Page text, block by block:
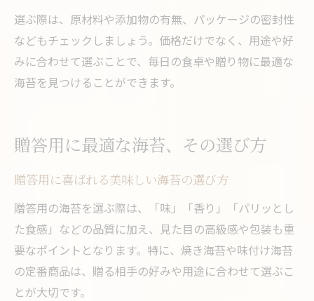
選ぶ際は、原材料や添加物の有無、パッケージの密封性
などもチェックしましょう。価格だけでなく、用途や好
みに合わせて選ぶことで、毎日の食卓や贈り物に最適な
海苔を見つけることができます。
贈答用に最適な海苔、その選び方
贈答用に喜ばれる美味しい海苔の選び方
贈答用の海苔を選ぶ際は、「味」「香り」「パリッとし
た食感」などの品質に加え、見た目の高級感や包装も重
要なポイントとなります。特に、焼き海苔や味付け海苔
の定番商品は、贈る相手の好みや用途に合わせて選ぶこ
とが大切です。